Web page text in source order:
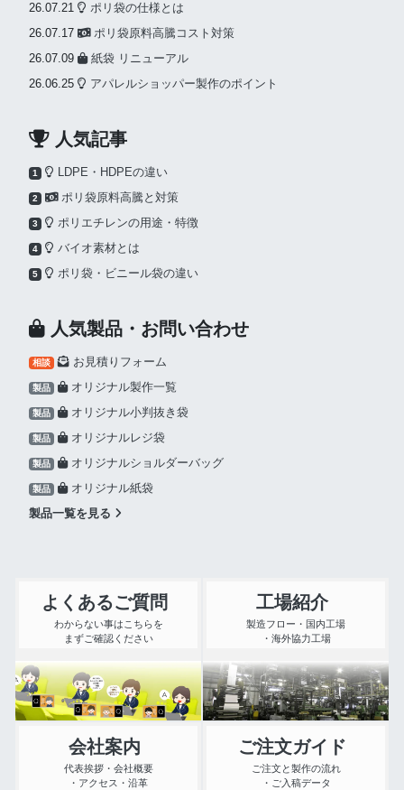
26.07.21
ポリ袋の仕様とは
26.07.17
ポリ袋原料高騰コスト対策
26.07.09
紙袋 リニューアル
26.06.25
アパレルショッパー製作のポイント
人気記事
1 LDPE・HDPEの違い
2 ポリ袋原料高騰と対策
3 ポリエチレンの用途・特徴
4 バイオ素材とは
5 ポリ袋・ビニール袋の違い
人気製品・お問い合わせ
相談 お見積りフォーム
製品 オリジナル製作一覧
製品 オリジナル小判抜き袋
製品 オリジナルレジ袋
製品 オリジナルショルダーバッグ
製品
オリジナル紙袋
製品一覧を見る
よくあるご質問
わからない事はこちらを
まずご確認ください
工場紹介
製造フロー・国内工場
・海外協力工場
会社案内
代表挨拶・会社概要
・アクセス・沿革
ご注文ガイド
ご注文と製作の流れ
・ご入稿データ